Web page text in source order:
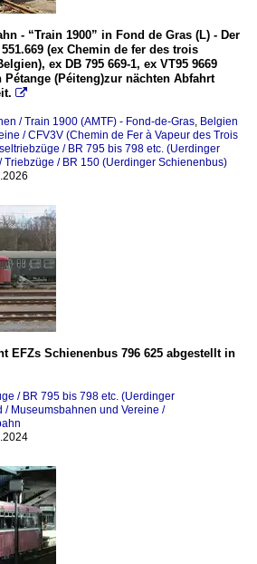
232, 233, 234, 241, 242 (ex DR 130, 131, 132)
und Messen
Berlin
Bochum-Dahlhausen (DGEG)
Eisenbahnmuseum Siegen (SEM-Siegen)
Erlebniswelt Horb
und Vereine
- “Train 1900” in Fond de Gras (L) - Der
(ex Chemin de fer des trois
ex DB 795 669-1, ex VT95 9669
Pétange (Péiteng)zur nächten Abfahrt

/ Train 1900 (AMTF) - Fond-de-Gras, Belgien
/ CFV3V (Chemin de Fer à Vapeur des Trois
/ BR 795 bis 798 etc. (Uerdinger
Triebzüge / BR 150 (Uerdinger Schienenbus)
EFZs Schienenbus 796 625 abgestellt in
/ BR 795 bis 798 etc. (Uerdinger
/ Museumsbahnen und Vereine /